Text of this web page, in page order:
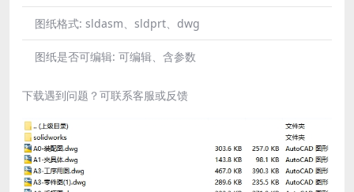
图纸格式: sldasm、sldprt、dwg
图纸是否可编辑: 可编辑、含参数
下载遇到问题？可联系客服或反馈